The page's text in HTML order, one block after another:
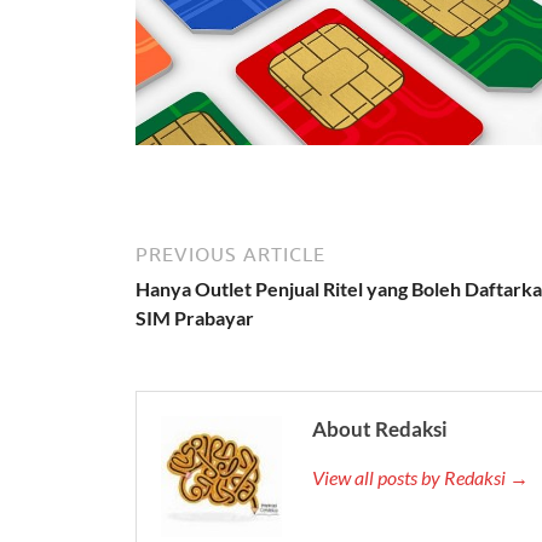
PREVIOUS ARTICLE
Hanya Outlet Penjual Ritel yang Boleh
SIM Prabayar
About Redaksi
View all posts by Redaksi →